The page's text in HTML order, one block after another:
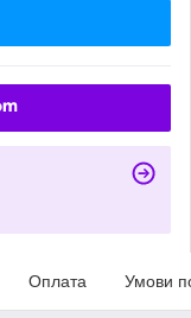
Оплата Умови